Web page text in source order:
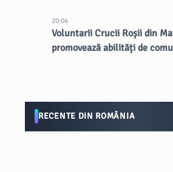
20:04
Voluntarii Crucii Roșii din
promovează abilități de
RECENTE DIN ROMÂNIA